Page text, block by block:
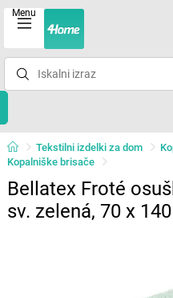
Menu
Tekstilni izdelki za dom
Kopalniške brisače
Bellatex Froté
sv. zelená, 70 x